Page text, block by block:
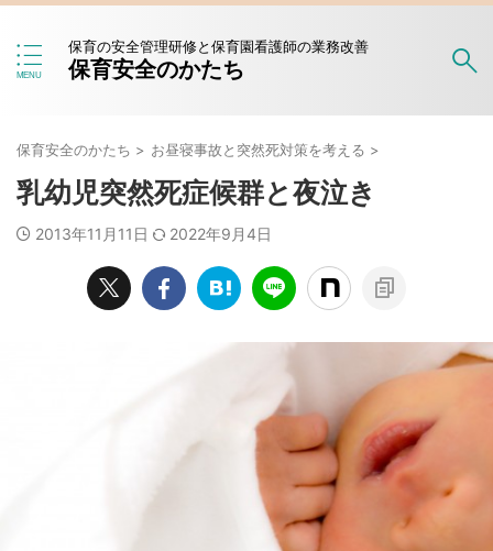
保育の安全管理研修と保育園看護師の業務改善
保育安全のかたち
保育安全のかたち > お昼寝事故と突然死対策を考える >
乳幼児突然死症候群と夜泣き
2013年11月11日 2022年9月4日